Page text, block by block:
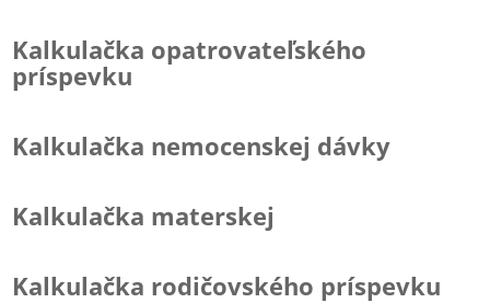
Kalkulačka opatrovateľského
príspevku
Kalkulačka nemocenskej dávky
Kalkulačka materskej
Kalkulačka rodičovského príspevku